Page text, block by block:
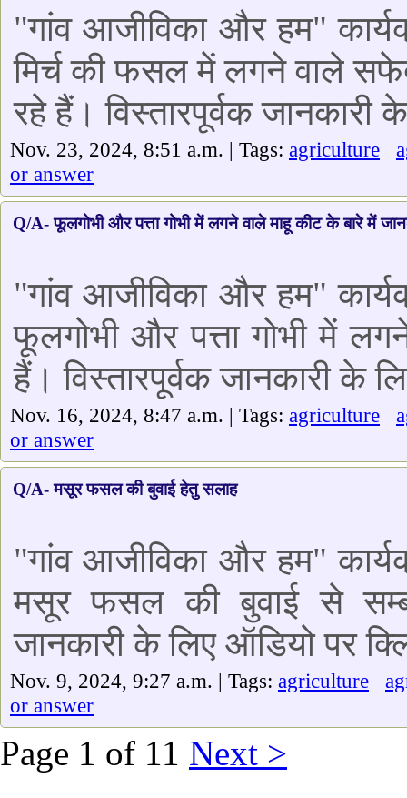
"गांव आजीविका और हम"
मिर्च की फसल में लगने वाले
रहे हैं। विस्तारपूर्वक
Nov. 23, 2024, 8:51 a.m. | Tags: agriculture
or answer
Q/A- फूलगोभी और पत्ता गोभी में लगने वाले माहू कीट के बारे में
"गांव आजीविका और हम"
फूलगोभी और पत्ता गोभी में
हैं। विस्तारपूर्वक जानकारी के
Nov. 16, 2024, 8:47 a.m. | Tags: agriculture
or answer
Q/A- मसूर फसल की बुवाई हेतु सलाह
"गांव आजीविका और हम"
मसूर फसल की बुवाई से
जानकारी के लिए ऑडियो पर
Nov. 9, 2024, 9:27 a.m. | Tags: agriculture
or answer
Page 1 of 11 Next >